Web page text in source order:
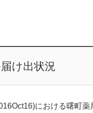
け出状況
における曙町薬